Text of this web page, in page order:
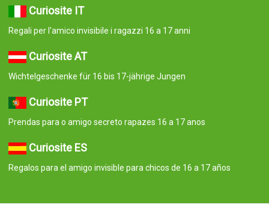
Curiosite IT
Regali per l'amico invisibile i ragazzi 16 a 17 anni
Curiosite AT
Wichtelgeschenke für 16 bis 17-jährige Jungen
Curiosite PT
Prendas para o amigo secreto rapazes 16 a 17 anos
Curiosite ES
Regalos para el amigo invisible para chicos de 16 a 17 años